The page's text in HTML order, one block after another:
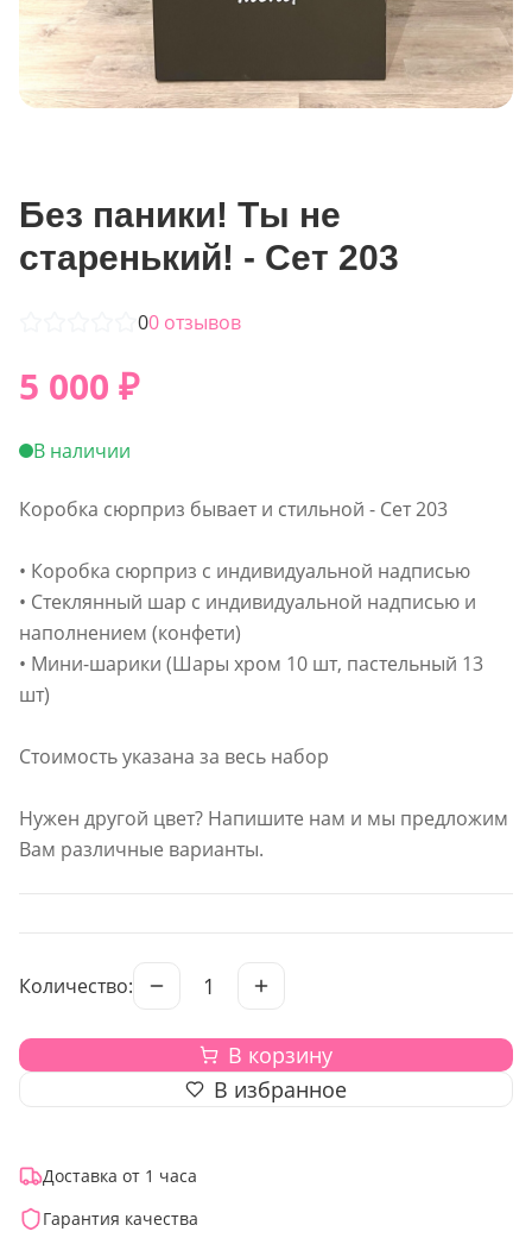
Без паники! Ты не
старенький! - Сет 203
00 отзывов
5 000 ₽
В наличии
Коробка сюрприз бывает и стильной - Сет 203
• Коробка сюрприз с индивидуальной надписью
• Стеклянный шар с индивидуальной надписью и
наполнением (конфети)
• Мини-шарики (Шары хром 10 шт, пастельный 13
шт)
Стоимость указана за весь набор
Нужен другой цвет? Напишите нам и мы предложим
Вам различные варианты.
Количество: 1
В корзину
В избранное
Доставка от 1 часа
Гарантия качества